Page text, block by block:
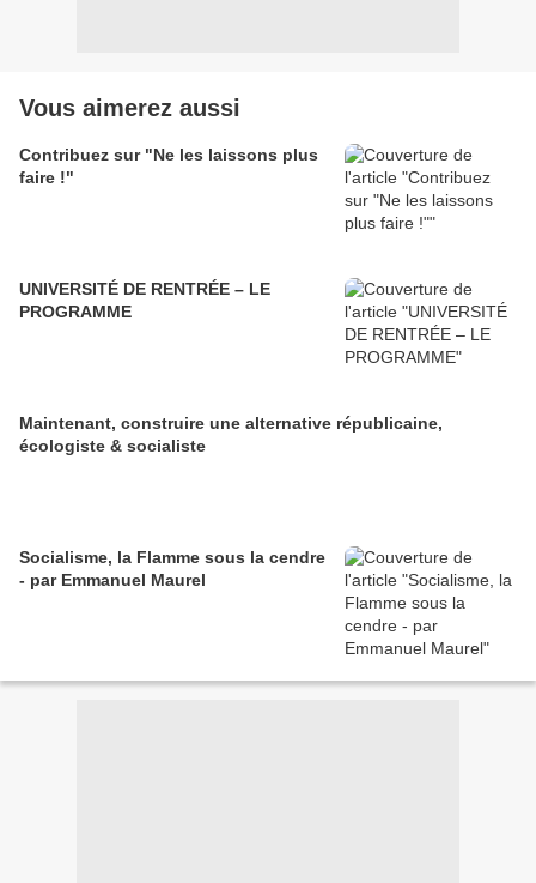
Vous aimerez aussi
Contribuez sur "Ne les laissons plus
faire !"
UNIVERSITÉ DE RENTRÉE – LE
PROGRAMME
Maintenant, construire une alternative républicaine,
écologiste & socialiste
Socialisme, la Flamme sous la cendre
- par Emmanuel Maurel